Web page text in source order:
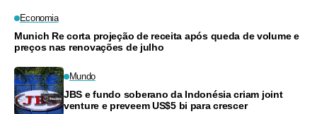
Economia
Munich Re corta projeção de receita após queda de volume e
preços nas renovações de julho
Mundo
JBS e fundo soberano da Indonésia criam joint
venture e preveem US$5 bi para crescer